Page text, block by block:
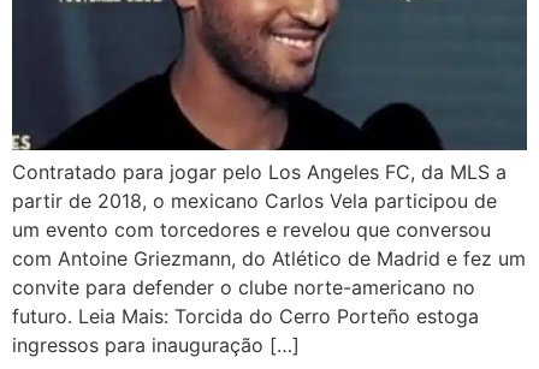
Contratado para jogar pelo Los Angeles FC, da MLS a
partir de 2018, o mexicano Carlos Vela participou de
um evento com torcedores e revelou que conversou
com Antoine Griezmann, do Atlético de Madrid e fez um
convite para defender o clube norte-americano no
futuro. Leia Mais: Torcida do Cerro Porteño estoga
ingressos para inauguração […]